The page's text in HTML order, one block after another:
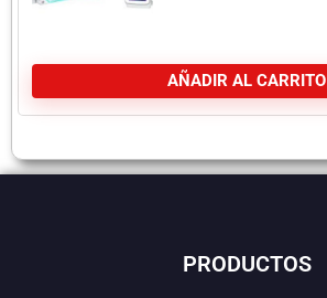
AÑADIR AL CARRITO
PRODUCTOS